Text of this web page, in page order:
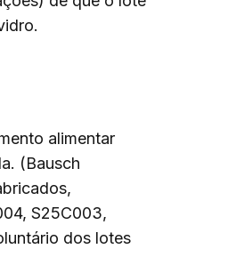
alimentar
(Bausch
S25C003,
dos lotes